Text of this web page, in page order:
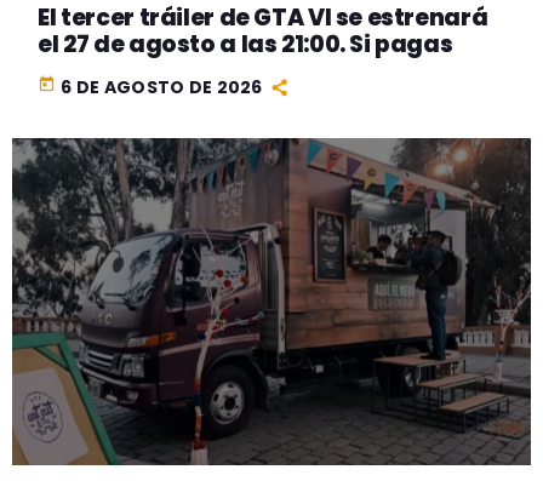
El tercer tráiler de GTA VI se estrenará
el 27 de agosto a las 21:00. Si pagas
today 6 DE AGOSTO DE 2026